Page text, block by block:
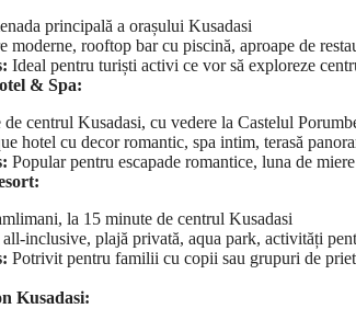
principală a orașului Kusadasi
moderne, rooftop bar cu piscină, aproape de
Ideal pentru turiști activi ce vor să exploreze
& Spa:
de centrul Kusadasi, cu vedere la Castelul
hotel cu decor romantic, spa intim, terasă
Popular pentru escapade romantice, luna de
la 15 minute de centrul Kusadasi
all-inclusive, plajă privată, aqua park, activități
Potrivit pentru familii cu copii sau grupuri de
Kusadasi: